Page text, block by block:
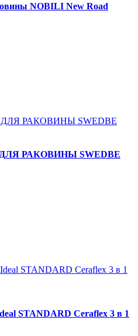
NOBILI New Road
РАКОВИНЫ SWEDBE
STANDARD Ceraflex 3 в 1